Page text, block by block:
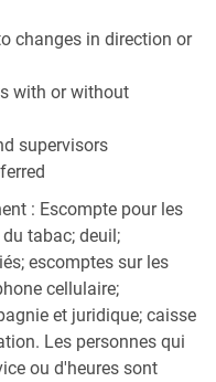
changes in direction or
with or without
supervisors
: Escompte pour les
tabac; deuil;
escomptes sur les
cellulaire;
et juridique; caisse
Les personnes qui
ou d'heures sont